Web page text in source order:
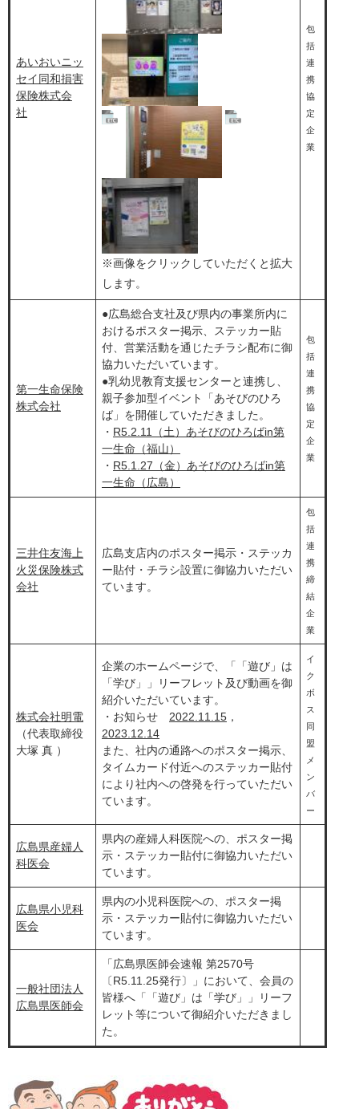
あいおいニッ
セイ同和損害
保険株式会
社
※画像をクリックしていただくと拡大
します。​
包
括
連
携
協
定
企
業
第一生命保険
株式会社
●広島総合支社及び県内の事業所内に
おけるポスター掲示、ステッカー貼
付、営業活動を通じたチラシ配布に御
協力いただいています。
●乳幼児教育支援センターと連携し、
親子参加型イベント「あそびのひろ
ば」を開催していただきました。
・ R5.2.11（土）あそびのひろばin第
一生命（福山）
・ R5.1.27（金）あそびのひろばin第
一生命（広島）
包
括
連
携
協
定
企
業
三井住友海上
火災保険株式
会社
広島支店内のポスター掲示・ステッカ
ー貼付・チラシ設置に御協力いただい
ています。
包
括
連
携
締
結
企
業
株式会社明電
（代表取締役
大塚 真 ）
企業のホームページで、「「遊び」は
「学び」」リーフレット及び動画を御
紹介​いただいています。
・お知らせ 2022.11.15 ，
2023.12.14
また、社内の​通路へのポスター掲示、
タイムカード付近へのステッカー貼付
により社内への啓発を行っていただい
ています。
イ
ク
ボ
ス
同
盟
メ
ン
バ
ー
広島県産婦人
科医会
県内の産婦人科医院への、ポスター掲
示・ステッカー貼付に御協力いただい
ています。
広島県小児科
医会
県内の小児科医院への、ポスター掲
示・ステッカー貼付に御協力いただい
ています。
一般社団法人
広島県医師会
「広島県医師会速報 第2570号
〔R5.11.25発行〕」において、会員の
皆様へ「「遊び」は「学び」」リーフ
レット等について御紹介いただきまし
た。